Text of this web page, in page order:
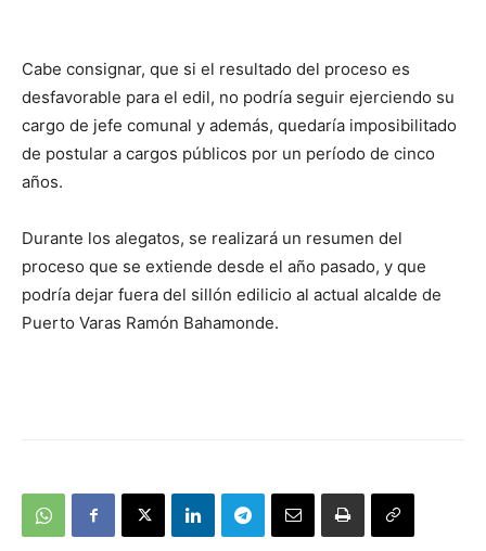
Cabe consignar, que si el resultado del proceso es
desfavorable para el edil, no podría seguir ejerciendo su
cargo de jefe comunal y además, quedaría imposibilitado
de postular a cargos públicos por un período de cinco
años.
Durante los alegatos, se realizará un resumen del
proceso que se extiende desde el año pasado, y que
podría dejar fuera del sillón edilicio al actual alcalde de
Puerto Varas Ramón Bahamonde.